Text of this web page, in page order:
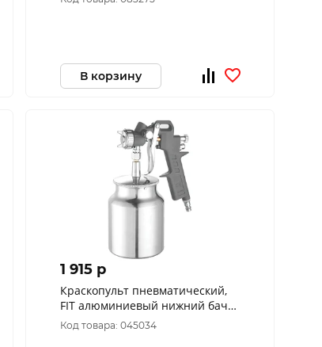
В корзину
1 915 p
Краскопульт пневматический,
FIT алюминиевый нижний бачок
750 мл, 1.5 мм
Код товара: 045034